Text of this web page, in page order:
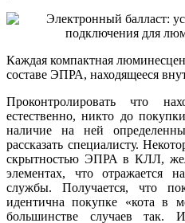
Каждая компактная
составе ЭПРА, находящееся
Проконтролировать что
естественно, никто до
наличие на ней
рассказать специалисту.
скрытностью ЭПРА в КЛЛ,
элементах, что отражается
службы. Получается, что
идентична покупке «кота в
большинстве случаев так.